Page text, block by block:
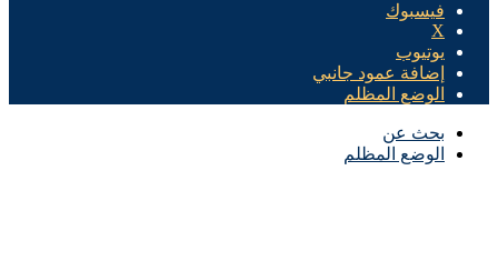
فيسبوك
X
يوتيوب
إضافة عمود جانبي
الوضع المظلم
بحث عن
الوضع المظلم